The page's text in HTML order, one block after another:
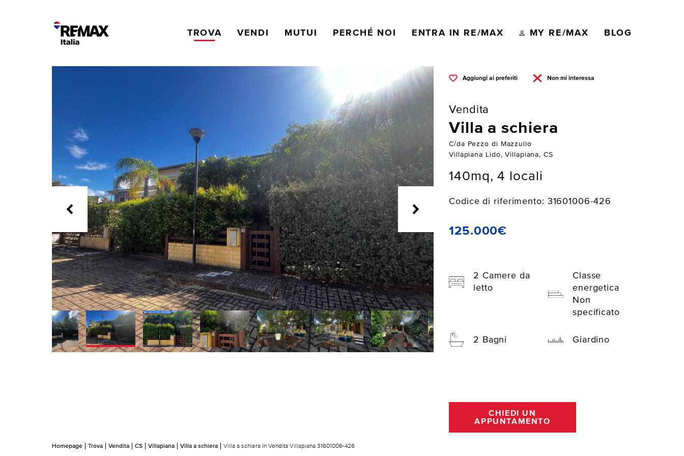
TROVA VENDI MUTUI PERCHÉ NOI ENTRA IN RE/MAX MY RE/MAX BLOG
Aggiungi ai preferiti Non mi interessa
Vendita
Villa a schiera
C/da Pezzo di Mazzullo
Villapiana Lido, Villapiana, CS
140mq, 4 locali
Codice di riferimento: 31601006-426
125.000€
2 Camere da
letto
Classe
energetica
Non
specificato
2 Bagni Giardino
CHIEDI UN
APPUNTAMENTO
Homepage Trova Vendita CS Villapiana Villa a schiera Villa a schiera In Vendita Villapiana 31601006-426